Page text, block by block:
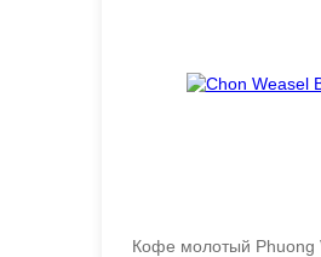
Кофе молотый Phuong